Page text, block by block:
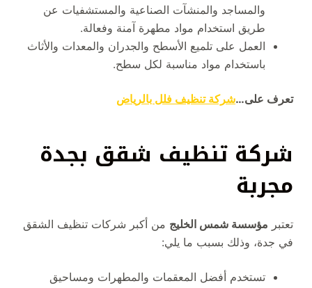
والمساجد والمنشآت الصناعية والمستشفيات عن
طريق استخدام مواد مطهرة آمنة وفعالة.
العمل على تلميع الأسطح والجدران والمعدات والأثاث
باستخدام مواد مناسبة لكل سطح.
تعرف على…شركة تنظيف فلل بالرياض
شركة تنظيف شقق بجدة
مجربة
تعتبر مؤسسة شمس الخليج من أكبر شركات تنظيف الشقق
في جدة، وذلك بسبب ما يلي:
تستخدم أفضل المعقمات والمطهرات ومساحيق